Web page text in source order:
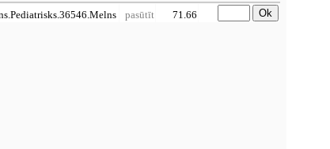
pasūtīt 71.66 Ok